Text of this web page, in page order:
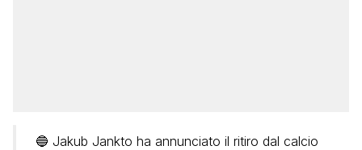
🔵 Jakub Jankto ha annunciato il ritiro dal calcio